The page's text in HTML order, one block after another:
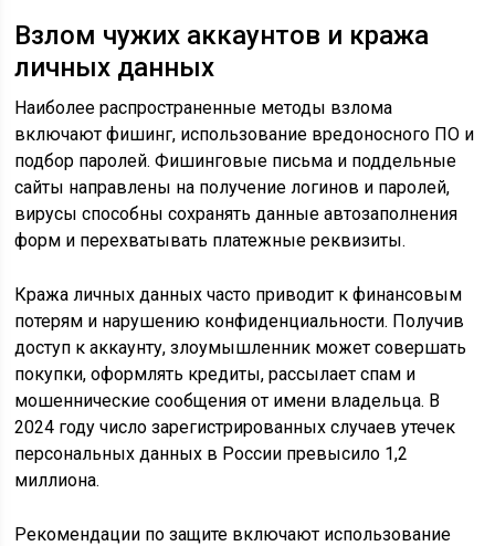
Взлом чужих аккаунтов и кража
личных данных
Наиболее распространенные методы взлома
включают фишинг, использование вредоносного ПО и
подбор паролей. Фишинговые письма и поддельные
сайты направлены на получение логинов и паролей,
вирусы способны сохранять данные автозаполнения
форм и перехватывать платежные реквизиты.
Кража личных данных часто приводит к финансовым
потерям и нарушению конфиденциальности. Получив
доступ к аккаунту, злоумышленник может совершать
покупки, оформлять кредиты, рассылает спам и
мошеннические сообщения от имени владельца. В
2024 году число зарегистрированных случаев утечек
персональных данных в России превысило 1,2
миллиона.
Рекомендации по защите включают использование